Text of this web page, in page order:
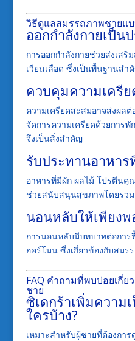
วิธีดูแลสมรรถภาพชายแ
ออกกำลังกายเป็น
การออกกำลังกายช่วยส่งเส
เวียนเลือด ซึ่งเป็นพื้นฐานส
ควบคุมความเครีย
ความเครียดสะสมอาจส่งผล
จัดการความเครียดด้วยการ
จึงเป็นสิ่งสำคัญ
รับประทานอาหา
อาหารที่มีผัก ผลไม้ โปรตีน
ช่วยสนับสนุนสุขภาพโดยรว
นอนหลับให้เพียงพ
การนอนหลับมีบทบาทต่อกา
ฮอร์โมน ซึ่งเกี่ยวข้องกับสมร
FAQ คำถามที่พบบ่อยเกี่ย
ชาย
ซิเดกร้าเพิ่มความ
ใครบ้าง?
เหมาะสำหรับผู้ชายที่ต้องกา